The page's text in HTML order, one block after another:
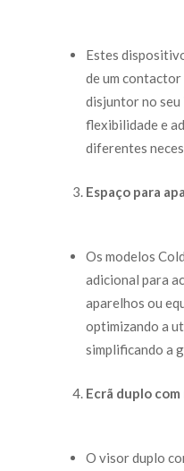
Estes
de um contactor
disjuntor no
flexibilidade e
diferentes
Espaço para
Os modelos
adicional para
aparelhos ou
optimizando a
simplificando a
Ecrã duplo
O visor duplo